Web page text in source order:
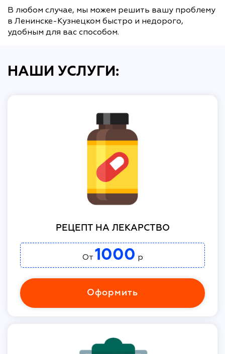
В любом случае, мы можем решить вашу проблему
в Ленинске-Кузнецком быстро и недорого,
удобным для вас способом.
НАШИ УСЛУГИ:
РЕЦЕПТ НА ЛЕКАРСТВО
От 1000 р
Оформить